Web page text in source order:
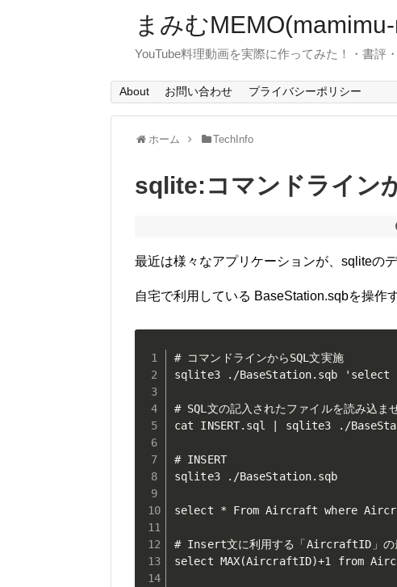
まみむ
YouTube料理動画を実際に作ってみた！・書評
About お問い合わせ プライバシーポリシー
ホーム TechInfo
sqlite:コマンドライン
最近は様々なアプリケーションが、sqliteの
自宅で利用している BaseStation.sqbを操作
# コマンドラインからSQL文実施
sqlite3 ./BaseStation.sqb
# SQL文の記入されたファイルを読み込ま
cat INSERT.sql | sqlite3 ./
# INSERT
sqlite3 ./BaseStation.sqb
select * From Aircraft where
# Insert文に利用する「AircraftID」の最
select MAX(AircraftID)+1 from